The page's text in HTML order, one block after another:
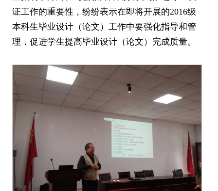
证工作的重要性，纷纷表示在即将开展的2016级
本科生毕业设计（论文）工作中要强化指导和管
理，促进学生提高毕业设计（论文）完成质量。